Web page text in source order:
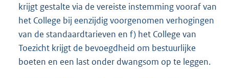
krijgt gestalte via de vereiste instemming vooraf van
het College bij eenzijdig voorgenomen verhogingen
van de standaardtarieven en f) het College van
Toezicht krijgt de bevoegdheid om bestuurlijke
boeten en een last onder dwangsom op te leggen.